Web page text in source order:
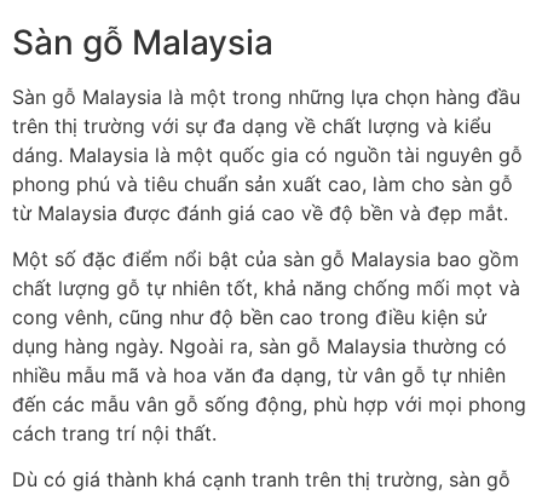
Sàn gỗ Malaysia
Sàn gỗ Malaysia là một trong những lựa chọn hàng đầu
trên thị trường với sự đa dạng về chất lượng và kiểu
dáng. Malaysia là một quốc gia có nguồn tài nguyên gỗ
phong phú và tiêu chuẩn sản xuất cao, làm cho sàn gỗ
từ Malaysia được đánh giá cao về độ bền và đẹp mắt.
Một số đặc điểm nổi bật của sàn gỗ Malaysia bao gồm
chất lượng gỗ tự nhiên tốt, khả năng chống mối mọt và
cong vênh, cũng như độ bền cao trong điều kiện sử
dụng hàng ngày. Ngoài ra, sàn gỗ Malaysia thường có
nhiều mẫu mã và hoa văn đa dạng, từ vân gỗ tự nhiên
đến các mẫu vân gỗ sống động, phù hợp với mọi phong
cách trang trí nội thất.
Dù có giá thành khá cạnh tranh trên thị trường, sàn gỗ